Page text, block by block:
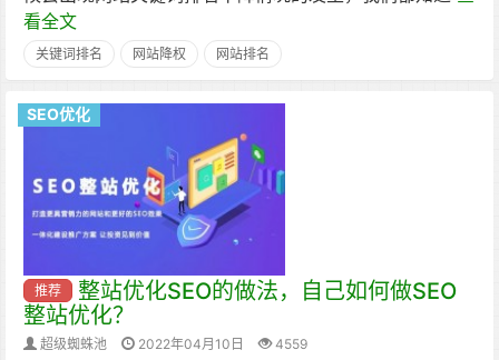
看全文
关键词排名 网站降权 网站排名
SEO优化
推荐
整站优化SEO的做法，自己如何做SEO
整站优化？
超级蜘蛛池 2022年04月10日 4559